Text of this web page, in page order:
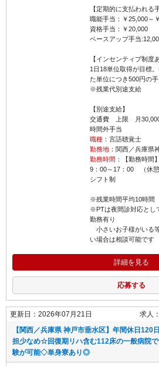
【定期的に支払われる
職能手当：￥25,000～
資格手当：￥20,000
ベースアップ手当
【インセンティブ制度
1日18単位取得が目標
た単位につき500円の手
※残業代別途支給
【別途支給】
交通費 上限 月
時間外手当
職種：言語聴覚士
勤務地：関西／兵庫県
勤務時間 ：【勤務時間】
9：00～17：00 （休憩
シフト制
※残業時間平均10時間
※PTは夜間診対応とし
勤務有り
小さいお子様がいる
い場合は相談可能です
詳細を見る
応募する
更新日：2026年07月21日 求人：
【関西／兵庫県 神戸市垂水区】年間休日120
担少なめ☆回復期リハ含む112床の一般病院
験が可能◇単身寮あり◎